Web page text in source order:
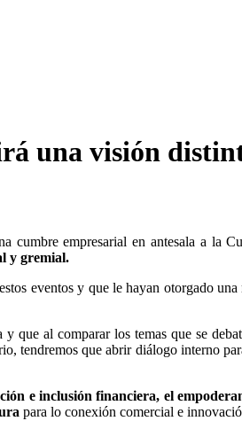
una visión
cumbre empresarial en antesala a la
y gremial.
eventos y que le hayan otorgado
que al comparar los temas que se
tendremos que abrir diálogo interno
e inclusión financiera, el
para lo conexión comercial e